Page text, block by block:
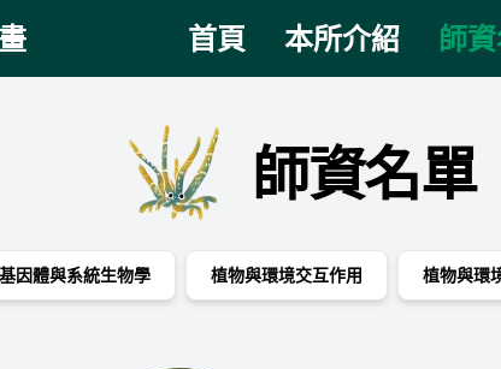
首頁 本所介紹 師
師資名單
因體與系統生物學 植物與環境交互作用 植物與環